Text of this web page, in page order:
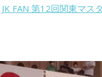
JK FAN 第12回関東マス